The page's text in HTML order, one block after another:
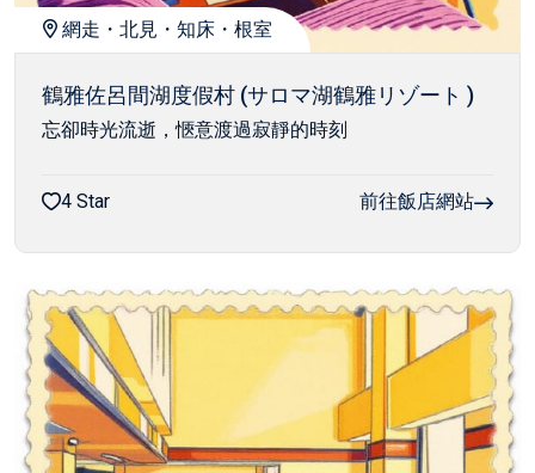
網走・北見・知床・根室
鶴雅佐呂間湖度假村 (サロマ湖鶴雅リゾート )
忘卻時光流逝，愜意渡過寂靜的時刻
4 Star 前往飯店網站